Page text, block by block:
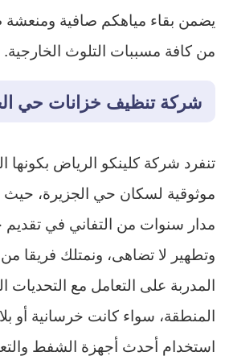
يضمن بقاء مياهكم صافية ومنعشة
من كافة مسببات التلوث الخارجية.
شركة تنظيف خزانات حي
تنفرد شركة كلينكو الرياض بكونها
موثوقية لسكان حي الجزيرة، حيث
مدار سنوات من التفاني في
وتطهير لا تضاهى، ونمتلك فريقا من
المدربة على التعامل مع التحديات
المنطقة، سواء كانت خرسانية أو
استخدام أحدث أجهزة الشفط